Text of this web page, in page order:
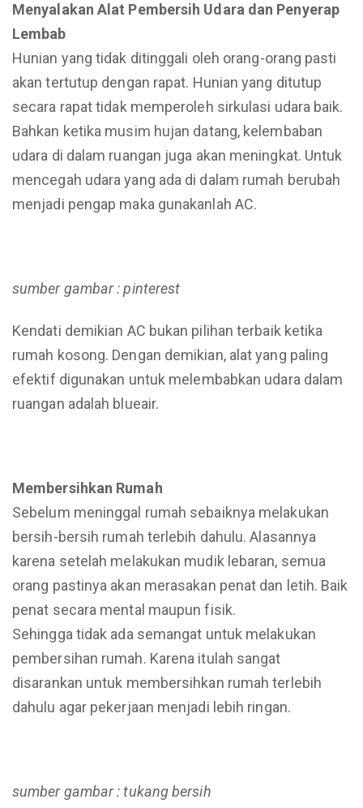
Menyalakan Alat Pembersih Udara dan Penyerap
Lembab
Hunian yang tidak ditinggali oleh orang-orang pasti
akan tertutup dengan rapat. Hunian yang ditutup
secara rapat tidak memperoleh sirkulasi udara baik.
Bahkan ketika musim hujan datang, kelembaban
udara di dalam ruangan juga akan meningkat. Untuk
mencegah udara yang ada di dalam rumah berubah
menjadi pengap maka gunakanlah AC.
sumber gambar : pinterest
Kendati demikian AC bukan pilihan terbaik ketika
rumah kosong. Dengan demikian, alat yang paling
efektif digunakan untuk melembabkan udara dalam
ruangan adalah blueair.
Membersihkan Rumah
Sebelum meninggal rumah sebaiknya melakukan
bersih-bersih rumah terlebih dahulu. Alasannya
karena setelah melakukan mudik lebaran, semua
orang pastinya akan merasakan penat dan letih. Baik
penat secara mental maupun fisik.
Sehingga tidak ada semangat untuk melakukan
pembersihan rumah. Karena itulah sangat
disarankan untuk membersihkan rumah terlebih
dahulu agar pekerjaan menjadi lebih ringan.
sumber gambar : tukang bersih